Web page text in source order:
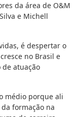
da área de O&M
e Michell
é despertar o
no Brasil e
de atuação
médio porque ali
formação na